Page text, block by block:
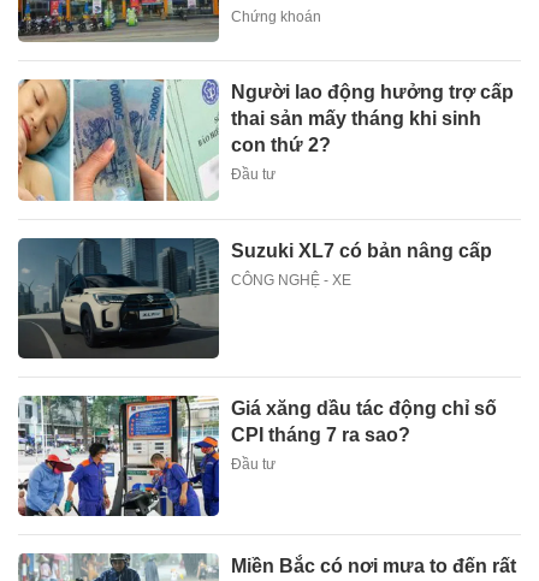
Chứng khoán
Người lao động hưởng trợ cấp
thai sản mấy tháng khi sinh
con thứ 2?
Đầu tư
Suzuki XL7 có bản nâng cấp
CÔNG NGHỆ - XE
Giá xăng dầu tác động chỉ số
CPI tháng 7 ra sao?
Đầu tư
Miền Bắc có nơi mưa to đến rất